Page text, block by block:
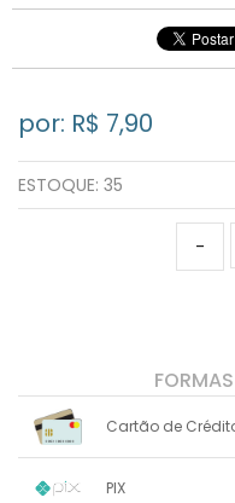
por: R$ 7,90
ESTOQUE: 35
-
Cartão de
PIX